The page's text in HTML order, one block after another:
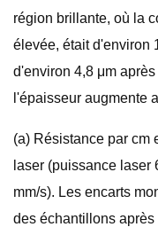
région brillante, où la
élevée, était d'environ
d'environ 4,8 μm
l'épaisseur augmente
(a) Résistance par cm
laser (puissance laser
mm/s). Les encarts
des échantillons